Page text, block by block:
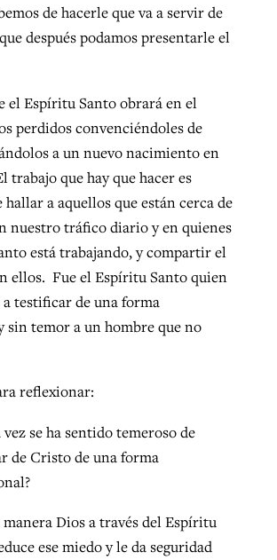
de hacerle que va a servir de
después podamos presentarle el
el Espíritu Santo obrará en el
perdidos convenciéndoles de
a un nuevo nacimiento en
trabajo que hay que hacer es
a aquellos que están cerca de
nuestro tráfico diario y en quienes
está trabajando, y compartir el
ellos. Fue el Espíritu Santo quien
a testificar de una forma
temor a un hombre que no
reflexionar:
vez se ha sentido temeroso de
de Cristo de una forma
manera Dios a través del Espíritu
ese miedo y le da seguridad